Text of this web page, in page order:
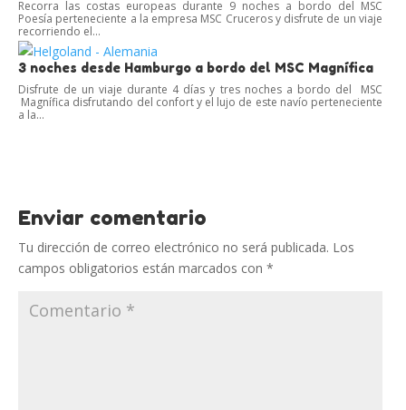
Recorra las costas europeas durante 9 noches a bordo del MSC
Poesía perteneciente a la empresa MSC Cruceros y disfrute de un viaje
recorriendo el...
3 noches desde Hamburgo a bordo del MSC Magnífica
Disfrute de un viaje durante 4 días y tres noches a bordo del MSC
Magnífica disfrutando del confort y el lujo de este navío perteneciente
a la...
Enviar comentario
Tu dirección de correo electrónico no será publicada. Los
campos obligatorios están marcados con *